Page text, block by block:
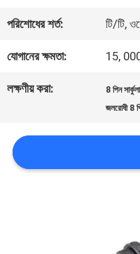
আমাদের
সাথে
যোগাযোগ
খবর
পরিশোধের শর্ত: টি/টি,
যোগানের ক্ষমতা: 15,
লক্ষণীয় করা: 8 পিন
জলরোধী 8